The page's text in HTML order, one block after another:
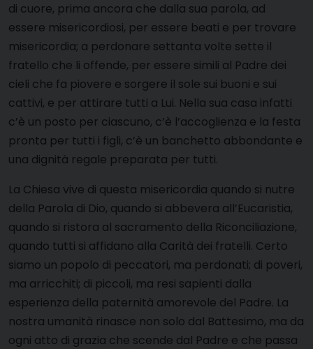
di cuore, prima ancora che dalla sua parola, ad
essere misericordiosi, per essere beati e per trovare
misericordia; a perdonare settanta volte sette il
fratello che li offende, per essere simili al Padre dei
cieli che fa piovere e sorgere il sole sui buoni e sui
cattivi, e per attirare tutti a Lui. Nella sua casa infatti
c’è un posto per ciascuno, c’è l’accoglienza e la festa
pronta per tutti i figli, c’è un banchetto abbondante e
una dignità regale preparata per tutti.
La Chiesa vive di questa misericordia quando si nutre
della Parola di Dio, quando si abbevera all’Eucaristia,
quando si ristora al sacramento della Riconciliazione,
quando tutti si affidano alla Carità dei fratelli. Certo
siamo un popolo di peccatori, ma perdonati; di poveri,
ma arricchiti; di piccoli, ma resi sapienti dalla
esperienza della paternità amorevole del Padre. La
nostra umanità rinasce non solo dal Battesimo, ma da
ogni atto di grazia che scende dal Padre e che passa